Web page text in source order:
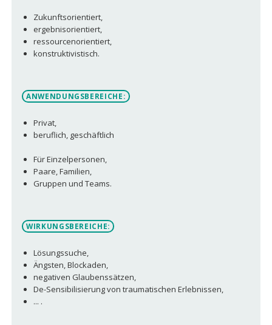
Zukunftsorientiert,
ergebnisorientiert,
ressourcenorientiert,
konstruktivistisch.
ANWENDUNGSBEREICHE:
Privat,
beruflich, geschäftlich
Für Einzelpersonen,
Paare, Familien,
Gruppen und Teams.
WIRKUNGSBEREICHE:
Lösungssuche,
Ängsten, Blockaden,
negativen Glaubenssätzen,
De-Sensibilisierung von traumatischen Erlebnissen,
... .